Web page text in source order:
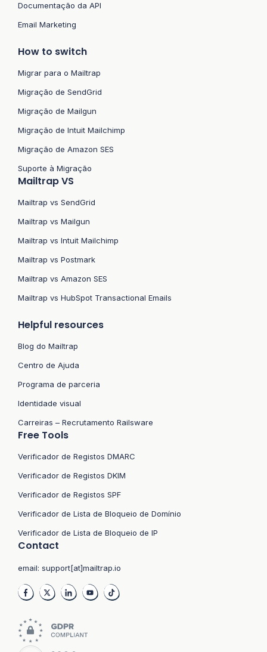
Documentação da API
Email Marketing
How to switch
Migrar para o Mailtrap
Migração de SendGrid
Migração de Mailgun
Migração de Intuit Mailchimp
Migração de Amazon SES
Suporte à Migração
Mailtrap VS
Mailtrap vs SendGrid
Mailtrap vs Mailgun
Mailtrap vs Intuit Mailchimp
Mailtrap vs Postmark
Mailtrap vs Amazon SES
Mailtrap vs HubSpot Transactional Emails
Helpful resources
Blog do Mailtrap
Centro de Ajuda
Programa de parceria
Identidade visual
Carreiras – Recrutamento Railsware
Free Tools
Verificador de Registos DMARC
Verificador de Registos DKIM
Verificador de Registos SPF
Verificador de Lista de Bloqueio de Domínio
Verificador de Lista de Bloqueio de IP
Contact
email: support[at]mailtrap.io